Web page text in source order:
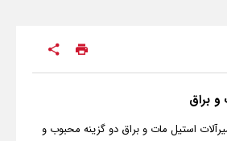
و براق
استیل مات و براق دو گزینه محبوب و